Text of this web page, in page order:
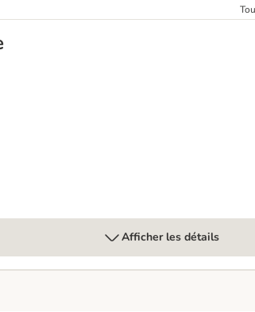
Afficher les détails